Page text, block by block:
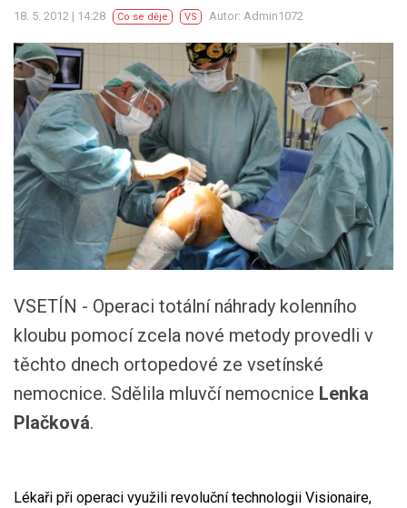
18. 5. 2012 | 14:28 Co se děje VS Autor: Admin1072
VSETÍN - Operaci totální náhrady kolenního
kloubu pomocí zcela nové metody provedli v
těchto dnech ortopedové ze vsetínské
nemocnice. Sdělila mluvčí nemocnice Lenka
Plačková.
Lékaři při operaci využili revoluční technologii Visionaire,